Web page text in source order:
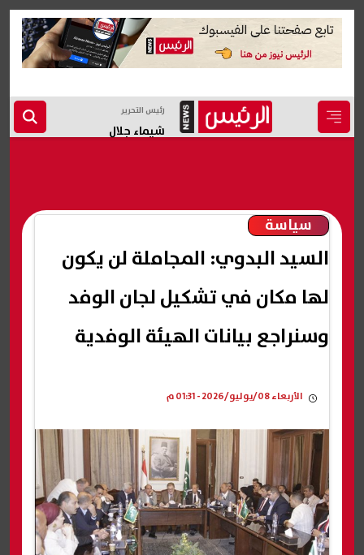
رئيس التحرير
شيماء جلال
سياسة
السيد البدوي: المجاملة لن يكون
لها مكان في تشكيل لجان الوفد
وسنراجع بيانات الهيئة الوفدية
الأربعاء 08/يوليو/2026 - 01:31 م